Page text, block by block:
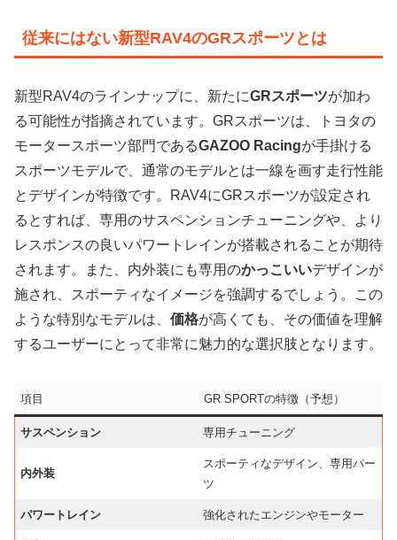
従来にはない新型RAV4のGRスポーツとは
新型RAV4のラインナップに、新たにGRスポーツが加わ
る可能性が指摘されています。GRスポーツは、トヨタの
モータースポーツ部門であるGAZOO Racingが手掛ける
スポーツモデルで、通常のモデルとは一線を画す走行性能
とデザインが特徴です。RAV4にGRスポーツが設定され
るとすれば、専用のサスペンションチューニングや、より
レスポンスの良いパワートレインが搭載されることが期待
されます。また、内外装にも専用のかっこいいデザインが
施され、スポーティなイメージを強調するでしょう。この
ような特別なモデルは、 価格が高くても、その価値を理解
するユーザーにとって非常に魅力的な選択肢となります。
項目 GR SPORTの特徴（予想）
サスペンション 専用チューニング
内外装
スポーティなデザイン、専用パー
ツ
パワートレイン 強化されたエンジンやモーター